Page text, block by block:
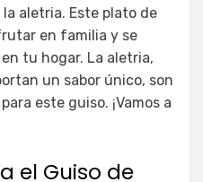
aletria. Este plato de
en familia y se
tu hogar. La aletria,
un sabor único, son
este guiso. ¡Vamos a
el Guiso de